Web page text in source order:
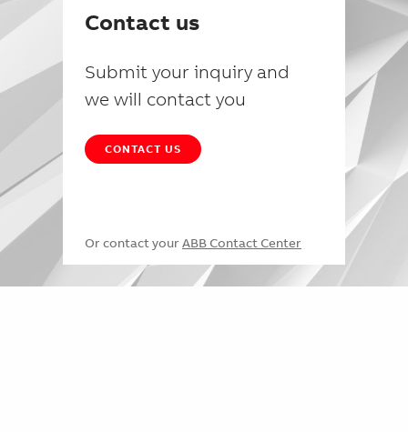
Contact us
Submit your inquiry and
we will contact you
CONTACT US
Or contact your ABB Contact Center